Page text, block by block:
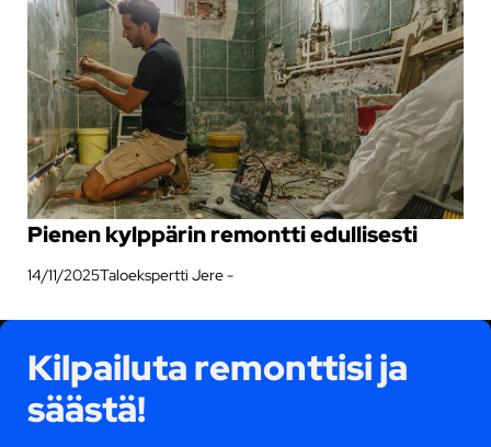
Pienen kylppärin remontti edullisesti
14/11/2025Taloekspertti Jere -
Kilpailuta remonttisi ja
säästä!